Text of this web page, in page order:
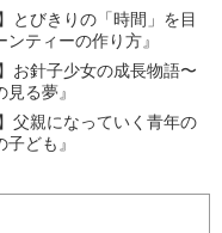
とびきりの「時間」を目
ティーの作り方』
お針子少女の成長物語〜
る夢』
父親になっていく青年の
ども』